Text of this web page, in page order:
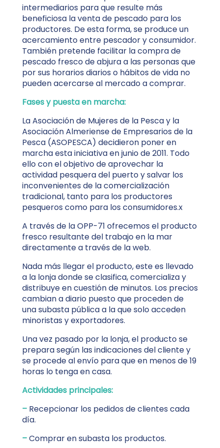
intermediarios para que resulte más
beneficiosa la venta de pescado para los
productores. De esta forma, se produce un
acercamiento entre pescador y consumidor.
También pretende facilitar la compra de
pescado fresco de abjura a las personas que
por sus horarios diarios o hábitos de vida no
pueden acercarse al mercado a comprar.
Fases y puesta en marcha:
La Asociación de Mujeres de la Pesca y la
Asociación Almeriense de Empresarios de la
Pesca (ASOPESCA) decidieron poner en
marcha esta iniciativa en junio de 2011. Todo
ello con el objetivo de aprovechar la
actividad pesquera del puerto y salvar los
inconvenientes de la comercialización
tradicional, tanto para los productores
pesqueros como para los consumidores.x
A través de la OPP-71 ofrecemos el producto
fresco resultante del trabajo en la mar
directamente a través de la web.
Nada más llegar el producto, este es llevado
a la lonja donde se clasifica, comercializa y
distribuye en cuestión de minutos. Los precios
cambian a diario puesto que proceden de
una subasta pública a la que solo acceden
minoristas y exportadores.
Una vez pasado por la lonja, el producto se
prepara según las indicaciones del cliente y
se procede al envío para que en menos de 19
horas lo tenga en casa.
Actividades principales:
– Recepcionar los pedidos de clientes cada
día.
–Comprar en subasta los productos.